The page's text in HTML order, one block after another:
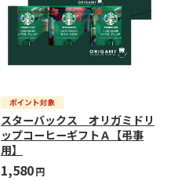
スターバックス オリガミドリ
ップコーヒーギフトＡ【弔事
用】
1,580円